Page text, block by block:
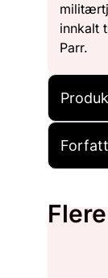
innkalt
Parr.